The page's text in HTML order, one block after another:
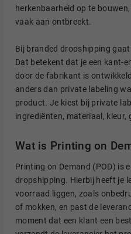
herkenbaarheid op te
vaak aan ontbreekt.
Bij branded dropshipping
Dat betekent dat je een kant-
door de fabrikant is
anders dan private labeling
product. Je kiest bij private
ingrediënten, materiaal, kleur,
Wat is Printing on
Printing on Demand (POD) is
dropshipping. Hierbij heeft je
voorraad liggen, zoals
of mokken, en past de
moment dat een klant een